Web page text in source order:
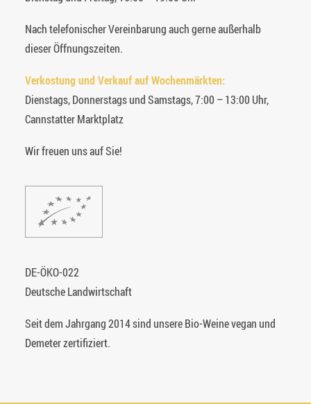
Nach telefonischer Vereinbarung auch gerne außerhalb
dieser Öffnungszeiten.
Verkostung und Verkauf auf Wochenmärkten:
Dienstags, Donnerstags und Samstags, 7:00 – 13:00 Uhr,
Cannstatter Marktplatz
Wir freuen uns auf Sie!
DE-ÖKO-022
Deutsche Landwirtschaft
Seit dem Jahrgang 2014 sind unsere Bio-Weine vegan und
Demeter zertifiziert.